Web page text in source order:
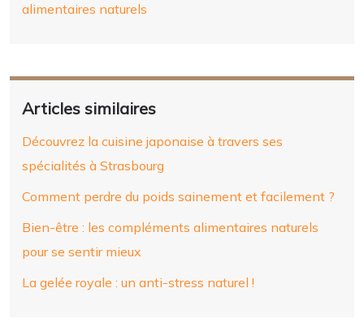
alimentaires naturels
Articles similaires
Découvrez la cuisine japonaise à travers ses
spécialités à Strasbourg
Comment perdre du poids sainement et facilement ?
Bien-être : les compléments alimentaires naturels
pour se sentir mieux
La gelée royale : un anti-stress naturel !